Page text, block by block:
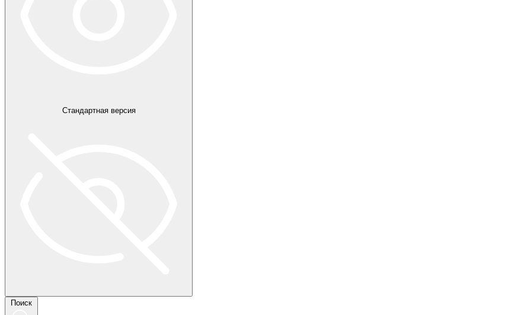
Стандартная версия
Поиск